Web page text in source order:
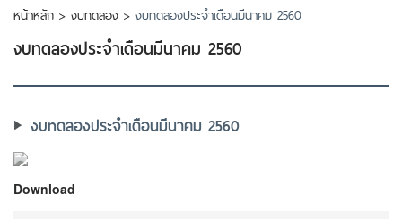
หน้าหลัก > งบทดลอง > งบทดลองประจำเดือนมีนาคม 2560
งบทดลองประจำเดือนมีนาคม 2560
งบทดลองประจำเดือนมีนาคม 2560
Download